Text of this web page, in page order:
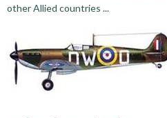
other Allied countries ...